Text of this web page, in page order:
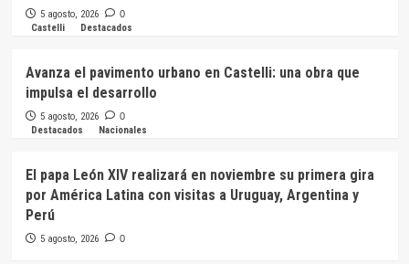
5 agosto, 2026 0
Castelli Destacados
Avanza el pavimento urbano en Castelli: una obra que
impulsa el desarrollo
5 agosto, 2026 0
Destacados Nacionales
El papa León XIV realizará en noviembre su primera gira
por América Latina con visitas a Uruguay, Argentina y
Perú
5 agosto, 2026 0